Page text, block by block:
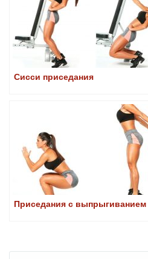
Сисси приседания
Приседания с выпрыгиванием